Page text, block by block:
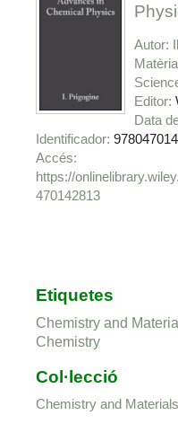
Autor
Matèria
Editor
Data
Identificador
https://
470142813
Etiquetes
Chemistry and
Chemistry
Col·lecció
Chemistry and